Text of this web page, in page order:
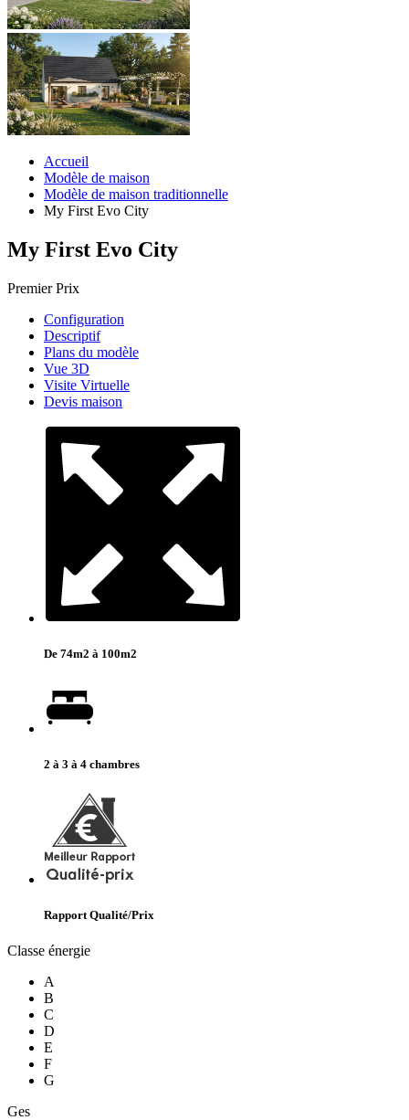
Accueil
Modèle de maison
Modèle de maison traditionnelle
My First Evo City
My First Evo City
Premier Prix
Configuration
Descriptif
Plans du modèle
Vue 3D
Visite Virtuelle
Devis maison
De 74m2 à 100m2
2 à 3 à 4 chambres
Rapport Qualité/Prix
Classe énergie
A
B
C
D
E
F
G
Ges